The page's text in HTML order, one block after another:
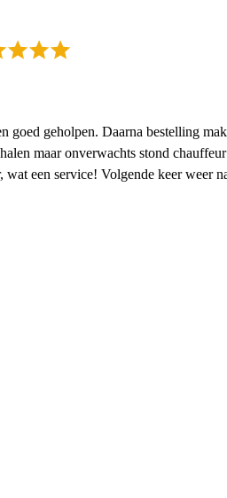
goed geholpen. Daarna bestelling
maar onverwachts stond
wat een service! Volgende keer weer